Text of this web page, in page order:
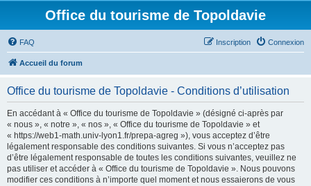
Office du tourisme de Topoldavie
FAQ Connexion
Inscription
Accueil du forum
Office du tourisme de Topoldavie - Conditions d’utilisation
En accédant à « Office du tourisme de Topoldavie » (désigné ci-après par
« nous », « notre », « nos », « Office du tourisme de Topoldavie » et
« https://web1-math.univ-lyon1.fr/prepa-agreg »), vous acceptez d’être
légalement responsable des conditions suivantes. Si vous n’acceptez pas
d’être légalement responsable de toutes les conditions suivantes, veuillez ne
pas utiliser et accéder à « Office du tourisme de Topoldavie ». Nous pouvons
modifier ces conditions à n’importe quel moment et nous essaierons de vous